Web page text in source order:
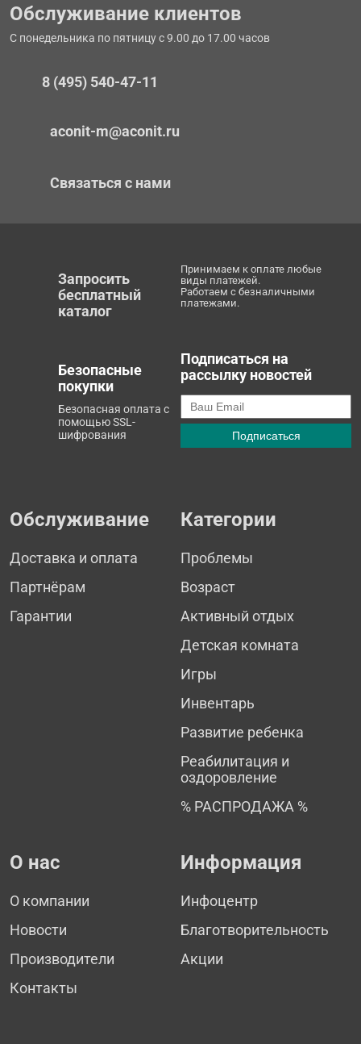
Обслуживание клиентов
С понедельника по пятницу с 9.00 до 17.00 часов
8 (495) 540-47-11
aconit-m@aconit.ru
Связаться с нами
Запросить
бесплатный
каталог
Принимаем к оплате любые
виды платежей.
Работаем с безналичными
платежами.
Безопасные
покупки
Безопасная оплата с
помощью SSL-
шифрования
Подписаться на
рассылку новостей
Обслуживание
Доставка и оплата
Партнёрам
Гарантии
Категории
Проблемы
Возраст
Активный отдых
Детская комната
Игры
Инвентарь
Развитие ребенка
Реабилитация и
оздоровление
% РАСПРОДАЖА %
О нас
О компании
Новости
Производители
Контакты
Информация
Инфоцентр
Благотворительность
Акции